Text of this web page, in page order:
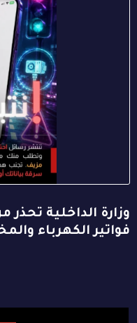
وزارة الداخلية
فواتير الكهرباء